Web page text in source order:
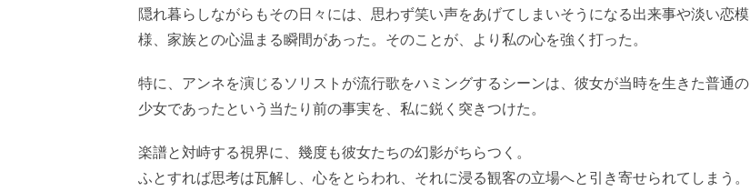
隠れ暮らしながらもその日々には、思わず笑い声をあげてしまいそうになる出来事や淡い恋模
様、家族との心温まる瞬間があった。そのことが、より私の心を強く打った。
特に、アンネを演じるソリストが流行歌をハミングするシーンは、彼女が当時を生きた普通の
少女であったという当たり前の事実を、私に鋭く突きつけた。
楽譜と対峙する視界に、幾度も彼女たちの幻影がちらつく。
ふとすれば思考は瓦解し、心をとらわれ、それに浸る観客の立場へと引き寄せられてしまう。